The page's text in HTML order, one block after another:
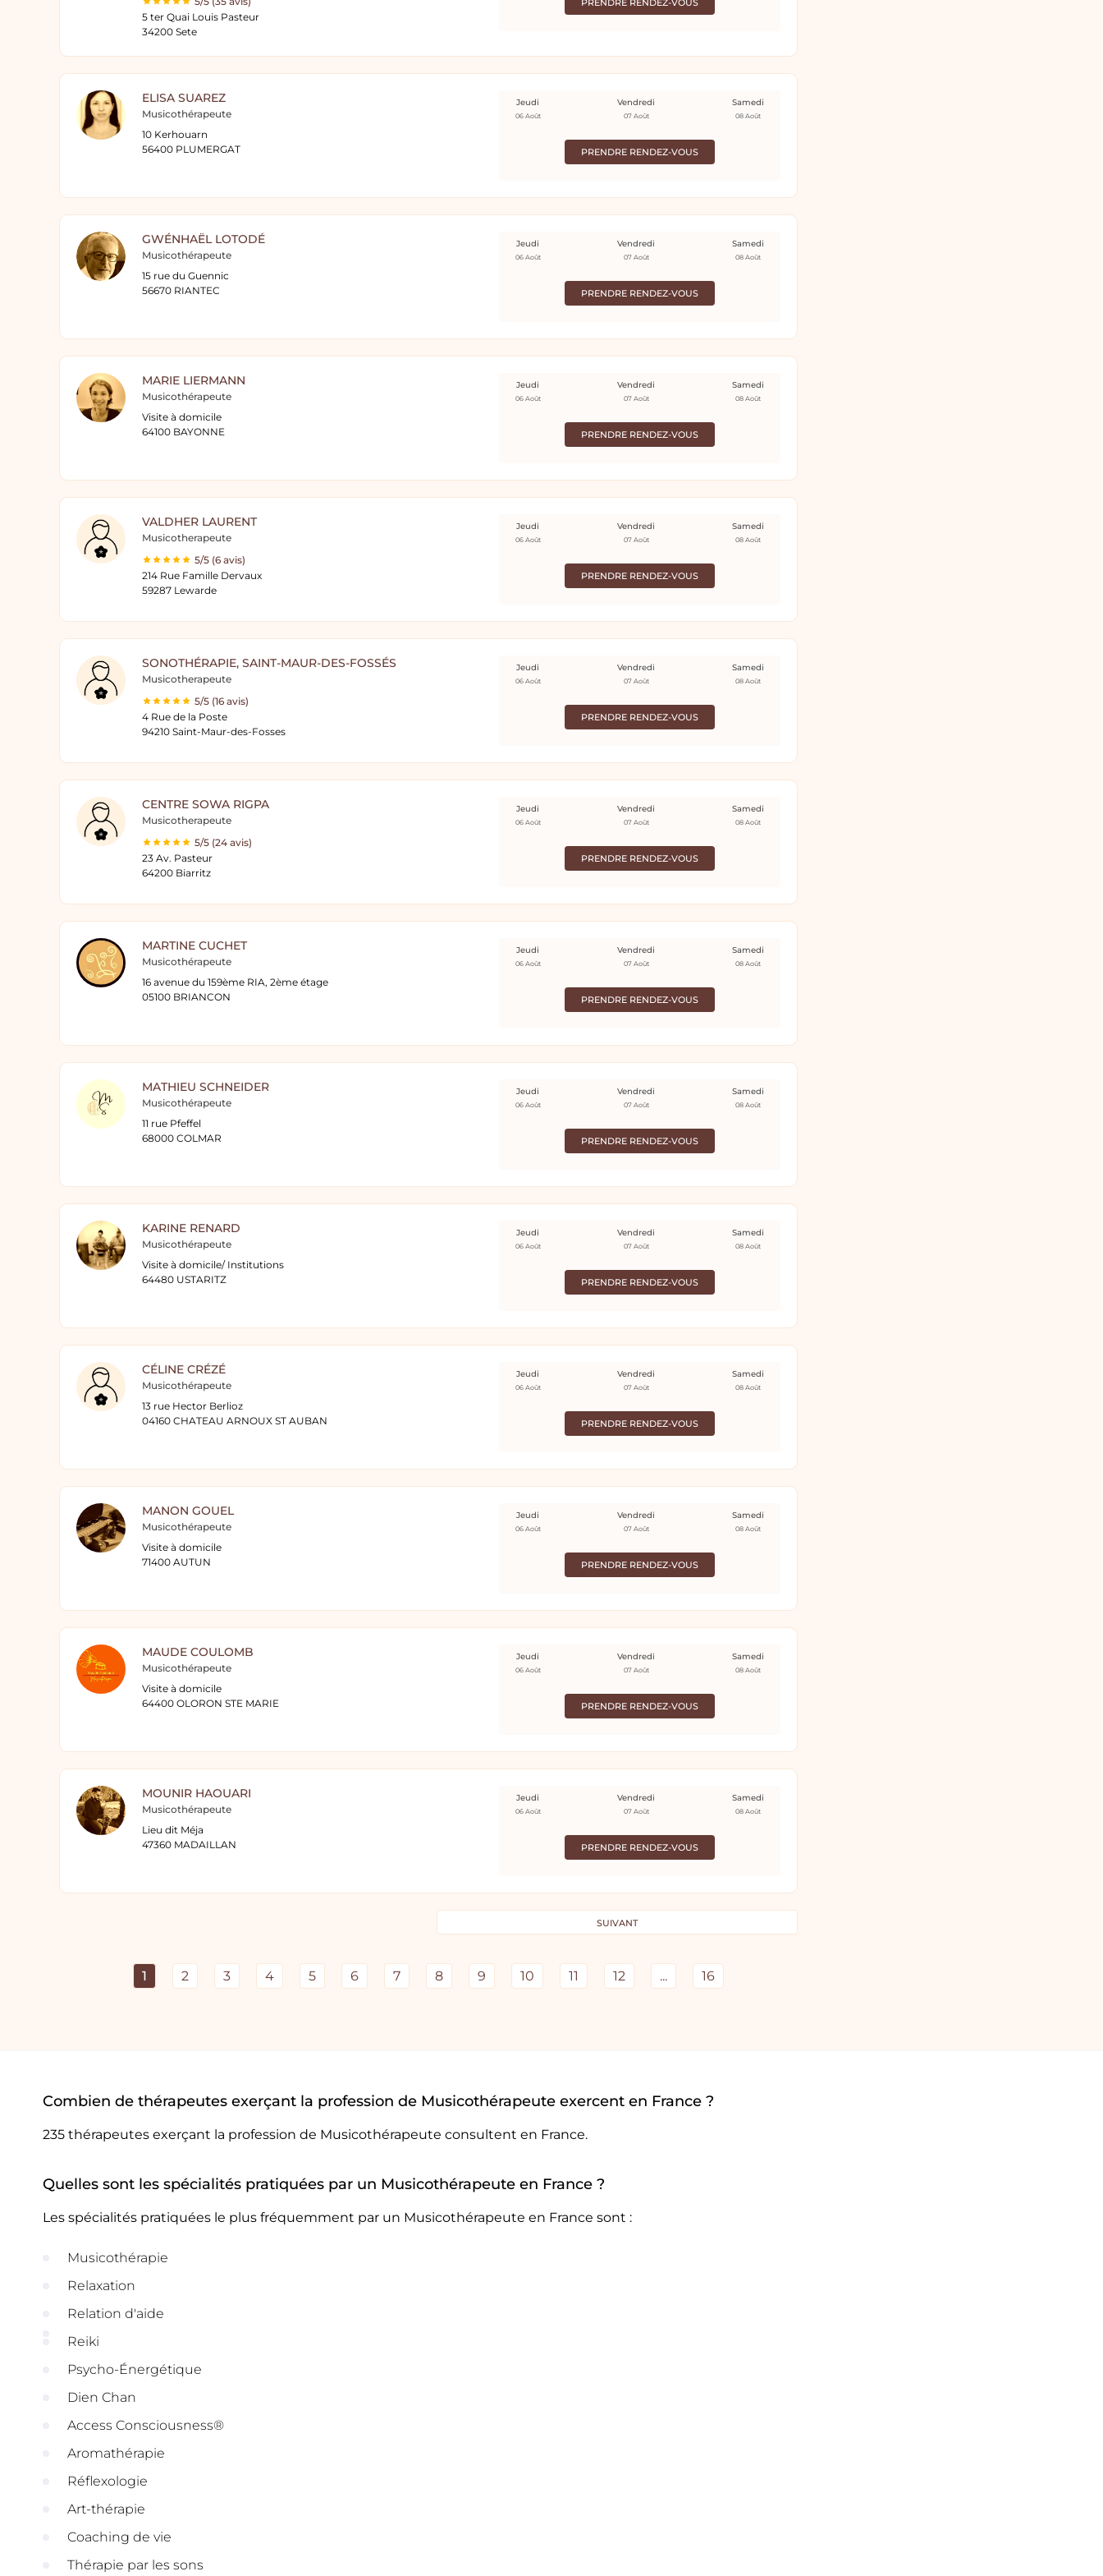
5 ter Quai Louis Pasteur
34200 Sete
PRENDRE RENDEZ-VOUS
ELISA SUAREZ
Musicothérapeute
10 Kerhouarn
56400 PLUMERGAT
PRENDRE RENDEZ-VOUS
Jeudi
06 Août
Vendredi
07 Août
Samedi
08 Août
GWÉNHAËL LOTODÉ
Musicothérapeute
15 rue du Guennic
56670 RIANTEC
PRENDRE RENDEZ-VOUS
Jeudi
06 Août
Vendredi
07 Août
Samedi
08 Août
MARIE LIERMANN
Musicothérapeute
Visite à domicile
64100 BAYONNE
PRENDRE RENDEZ-VOUS
Jeudi
06 Août
Vendredi
07 Août
Samedi
08 Août
VALDHER LAURENT
Musicotherapeute
5/5 (6 avis)
214 Rue Famille Dervaux
59287 Lewarde
PRENDRE RENDEZ-VOUS
Jeudi
06 Août
Vendredi
07 Août
Samedi
08 Août
SONOTHÉRAPIE, SAINT-MAUR-DES-FOSSÉS
Musicotherapeute
5/5 (16 avis)
4 Rue de la Poste
94210 Saint-Maur-des-Fosses
PRENDRE RENDEZ-VOUS
Jeudi
06 Août
Vendredi
07 Août
Samedi
08 Août
CENTRE SOWA RIGPA
Musicotherapeute
5/5 (24 avis)
23 Av. Pasteur
64200 Biarritz
PRENDRE RENDEZ-VOUS
Jeudi
06 Août
Vendredi
07 Août
Samedi
08 Août
MARTINE CUCHET
Musicothérapeute
16 avenue du 159ème RIA, 2ème étage
05100 BRIANCON
PRENDRE RENDEZ-VOUS
Jeudi
06 Août
Vendredi
07 Août
Samedi
08 Août
MATHIEU SCHNEIDER
Musicothérapeute
11 rue Pfeffel
68000 COLMAR
PRENDRE RENDEZ-VOUS
Jeudi
06 Août
Vendredi
07 Août
Samedi
08 Août
KARINE RENARD
Musicothérapeute
Visite à domicile/ Institutions
64480 USTARITZ
PRENDRE RENDEZ-VOUS
Jeudi
06 Août
Vendredi
07 Août
Samedi
08 Août
CÉLINE CRÉZÉ
Musicothérapeute
13 rue Hector Berlioz
04160 CHATEAU ARNOUX ST AUBAN
PRENDRE RENDEZ-VOUS
Jeudi
06 Août
Vendredi
07 Août
Samedi
08 Août
MANON GOUEL
Musicothérapeute
Visite à domicile
71400 AUTUN
PRENDRE RENDEZ-VOUS
Jeudi
06 Août
Vendredi
07 Août
Samedi
08 Août
MAUDE COULOMB
Musicothérapeute
Visite à domicile
64400 OLORON STE MARIE
PRENDRE RENDEZ-VOUS
Jeudi
06 Août
Vendredi
07 Août
Samedi
08 Août
MOUNIR HAOUARI
Musicothérapeute
Lieu dit Méja
47360 MADAILLAN
PRENDRE RENDEZ-VOUS
Jeudi
06 Août
Vendredi
07 Août
Samedi
08 Août
SUIVANT
1 2 3 4 5 6 7 8 9 10 11 12 ... 16
Combien de thérapeutes exerçant la profession de Musicothérapeute exercent en France ?
235 thérapeutes exerçant la profession de Musicothérapeute consultent en France.
Quelles sont les spécialités pratiquées par un Musicothérapeute en France ?
Les spécialités pratiquées le plus fréquemment par un Musicothérapeute en France sont :
Musicothérapie
Relaxation
Relation d'aide
Reiki
Psycho-Énergétique
Dien Chan
Access Consciousness®
Aromathérapie
Réflexologie
Art-thérapie
Coaching de vie
Thérapie par les sons